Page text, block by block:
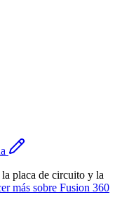
placa de circuito y la
más sobre Fusion 360